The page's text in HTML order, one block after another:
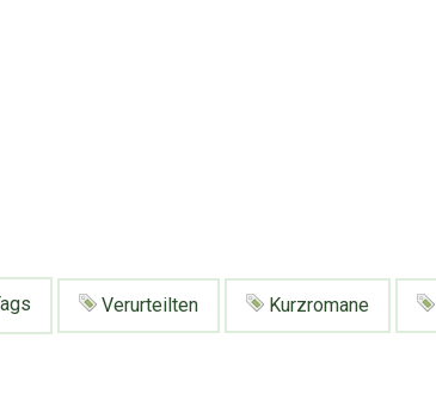
Verurteilten Kurzromane